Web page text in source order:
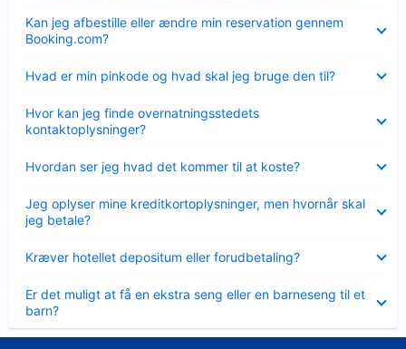
Kan jeg afbestille eller ændre min reservation gennem
Booking.com?
Hvad er min pinkode og hvad skal jeg bruge den til?
Hvor kan jeg finde overnatningsstedets
kontaktoplysninger?
Hvordan ser jeg hvad det kommer til at koste?
Jeg oplyser mine kreditkortoplysninger, men hvornår skal
jeg betale?
Kræver hotellet depositum eller forudbetaling?
Er det muligt at få en ekstra seng eller en barneseng til et
barn?